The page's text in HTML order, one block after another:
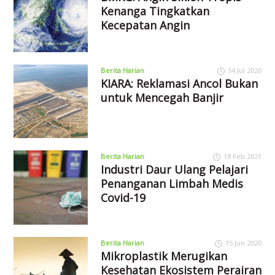
Kenanga Tingkatkan
Kecepatan Angin
Berita Harian 14 Jul 2020
KIARA: Reklamasi Ancol Bukan
untuk Mencegah Banjir
Berita Harian 18 Feb 2021
Industri Daur Ulang Pelajari
Penanganan Limbah Medis
Covid-19
Berita Harian 15 Jun 2020
Mikroplastik Merugikan
Kesehatan Ekosistem Perairan